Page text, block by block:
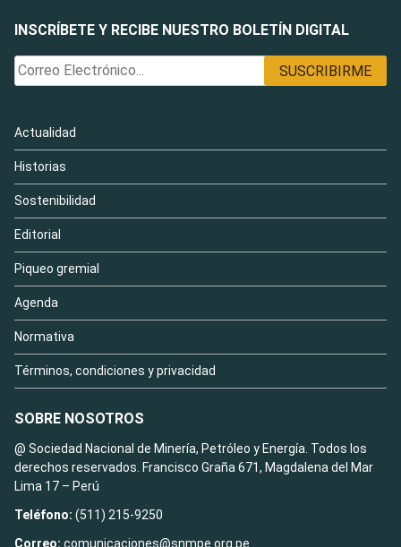
INSCRÍBETE Y RECIBE NUESTRO BOLETÍN DIGITAL
Actualidad
Historias
Sostenibilidad
Editorial
Piqueo gremial
Agenda
Normativa
Términos, condiciones y privacidad
SOBRE NOSOTROS
@ Sociedad Nacional de Minería, Petróleo y Energía. Todos los
derechos reservados. Francisco Graña 671, Magdalena del Mar
Lima 17 – Perú
Teléfono: (511) 215-9250
Correo: comunicaciones@snmpe.org.pe